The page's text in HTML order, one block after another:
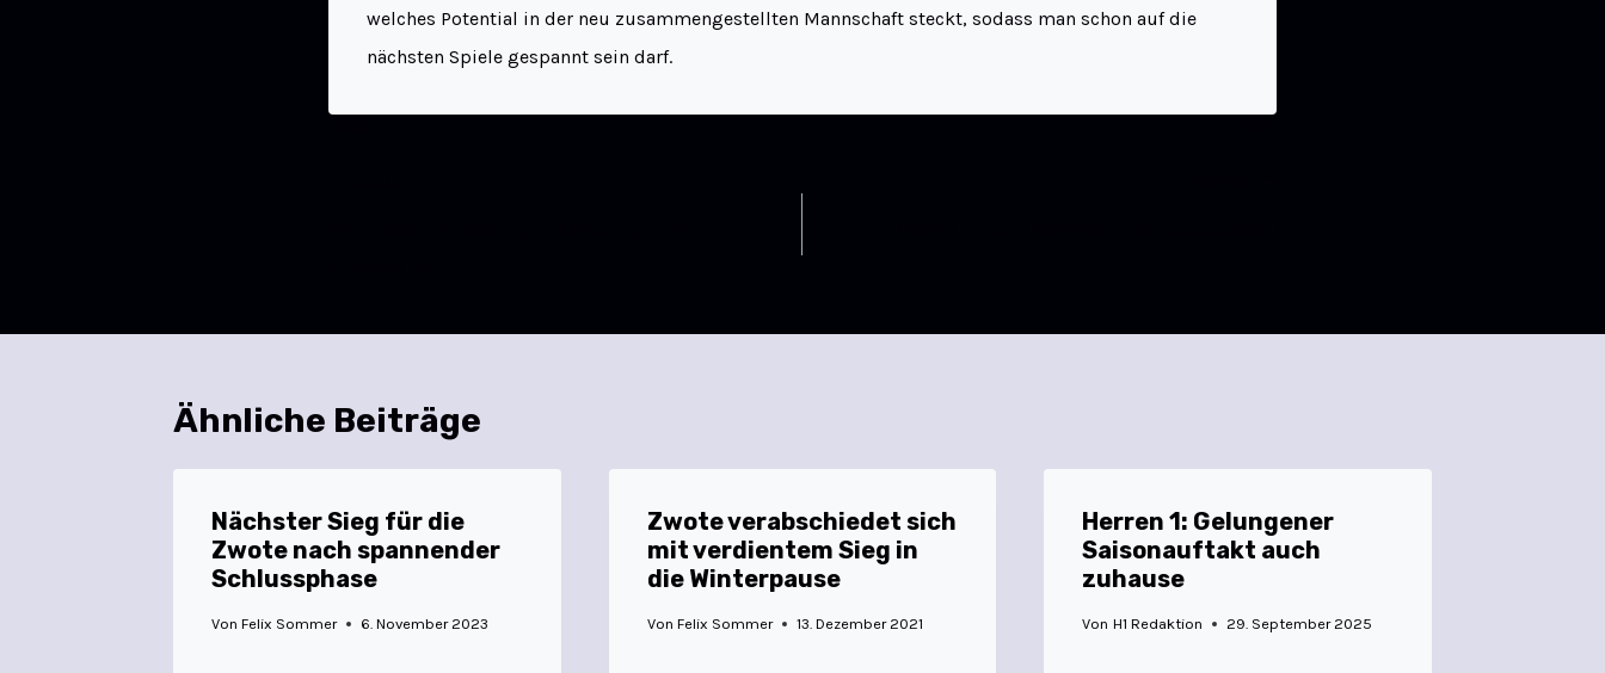
welches Potential in der neu zusammengestellten Mannschaft steckt, sodass man schon auf die
nächsten Spiele gespannt sein darf.
Ähnliche Beiträge
Nächster Sieg für die
Zwote nach spannender
Schlussphase
Von Felix Sommer 6. November 2023
Zwote verabschiedet sich
mit verdientem Sieg in
die Winterpause
Von Felix Sommer 13. Dezember 2021
Herren 1: Gelungener
Saisonauftakt auch
zuhause
Von H1 Redaktion 29. September 2025